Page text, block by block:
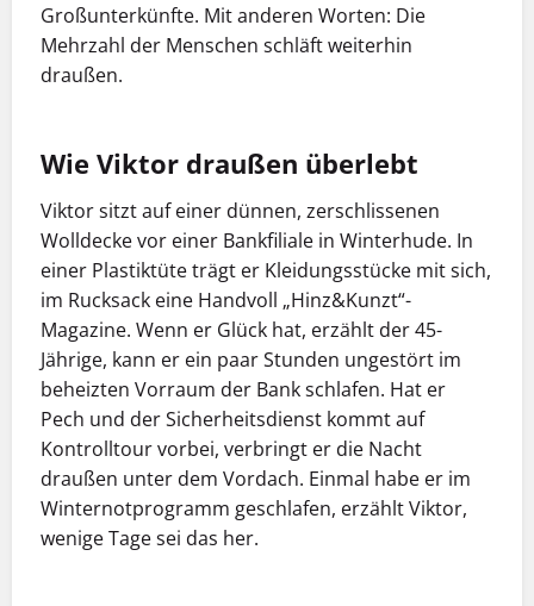
Großunterkünfte. Mit anderen Worten: Die
Mehrzahl der Menschen schläft weiterhin
draußen.
Wie Viktor draußen überlebt
Viktor sitzt auf einer dünnen, zerschlissenen
Wolldecke vor einer Bankfiliale in Winterhude. In
einer Plastiktüte trägt er Kleidungsstücke mit sich,
im Rucksack eine Handvoll „Hinz&Kunzt“-
Magazine. Wenn er Glück hat, erzählt der 45-
Jährige, kann er ein paar Stunden ungestört im
beheizten Vorraum der Bank schlafen. Hat er
Pech und der Sicherheitsdienst kommt auf
Kontrolltour vorbei, verbringt er die Nacht
draußen unter dem Vordach. Einmal habe er im
Winternotprogramm geschlafen, erzählt Viktor,
wenige Tage sei das her.